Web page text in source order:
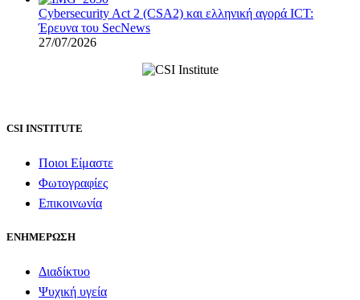
Cybersecurity Act 2 (CSA2) και ελληνική αγορά ICT:
Έρευνα του SecNews
27/07/2026
CSI INSTITUTE
Ποιοι Είμαστε
Φωτογραφίες
Επικοινωνία
ΕΝΗΜΕΡΩΣΗ
Διαδίκτυο
Ψυχική υγεία